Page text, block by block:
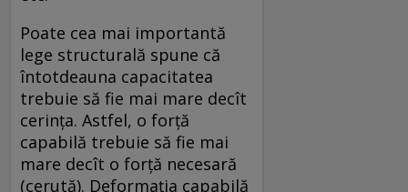
Poate cea mai importantă
lege structurală spune că
întotdeauna capacitatea
trebuie să fie mai mare decît
cerinţa. Astfel, o forţă
capabilă trebuie să fie mai
mare decît o forţă necesară
(cerută). Deformaţia capabilă